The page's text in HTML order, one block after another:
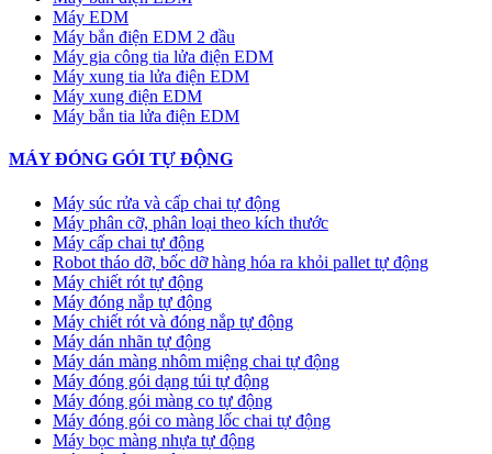
Máy EDM
Máy bắn điện EDM 2 đầu
Máy gia công tia lửa điện EDM
Máy xung tia lửa điện EDM
Máy xung điện EDM
Máy bắn tia lửa điện EDM
MÁY ĐÓNG GÓI TỰ ĐỘNG
Máy súc rửa và cấp chai tự động
Máy phân cỡ, phân loại theo kích thước
Máy cấp chai tự động
Robot tháo dỡ, bốc dỡ hàng hóa ra khỏi pallet tự động
Máy chiết rót tự động
Máy đóng nắp tự động
Máy chiết rót và đóng nắp tự động
Máy dán nhãn tự động
Máy dán màng nhôm miệng chai tự động
Máy đóng gói dạng túi tự động
Máy đóng gói màng co tự động
Máy đóng gói co màng lốc chai tự động
Máy bọc màng nhựa tự động